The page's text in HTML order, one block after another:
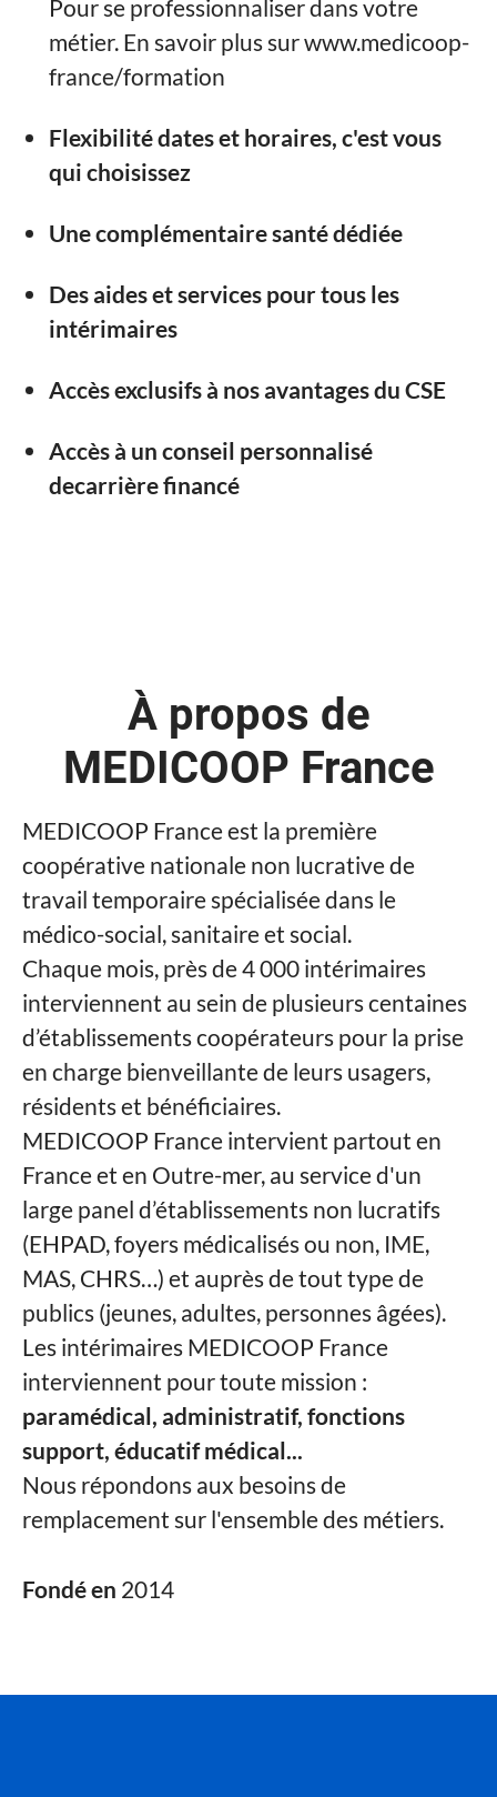
Pour se professionnaliser dans votre
métier. En savoir plus sur www.medicoop-
france/formation
Flexibilité dates et horaires, c'est vous
qui choisissez
Une complémentaire santé dédiée
Des aides et services pour tous les
intérimaires
Accès exclusifs à nos avantages du CSE
Accès à un conseil personnalisé
decarrière financé
À propos de
MEDICOOP France
MEDICOOP France est la première
coopérative nationale non lucrative de
travail temporaire spécialisée dans le
médico-social, sanitaire et social.
Chaque mois, près de 4 000 intérimaires
interviennent au sein de plusieurs centaines
d’établissements coopérateurs pour la prise
en charge bienveillante de leurs usagers,
résidents et bénéficiaires.
MEDICOOP France intervient partout en
France et en Outre-mer, au service d'un
large panel d’établissements non lucratifs
(EHPAD, foyers médicalisés ou non, IME,
MAS, CHRS…) et auprès de tout type de
publics (jeunes, adultes, personnes âgées).
Les intérimaires MEDICOOP France
interviennent pour toute mission :
paramédical, administratif, fonctions
support, éducatif médical...
Nous répondons aux besoins de
remplacement sur l'ensemble des métiers.
Fondé en 2014